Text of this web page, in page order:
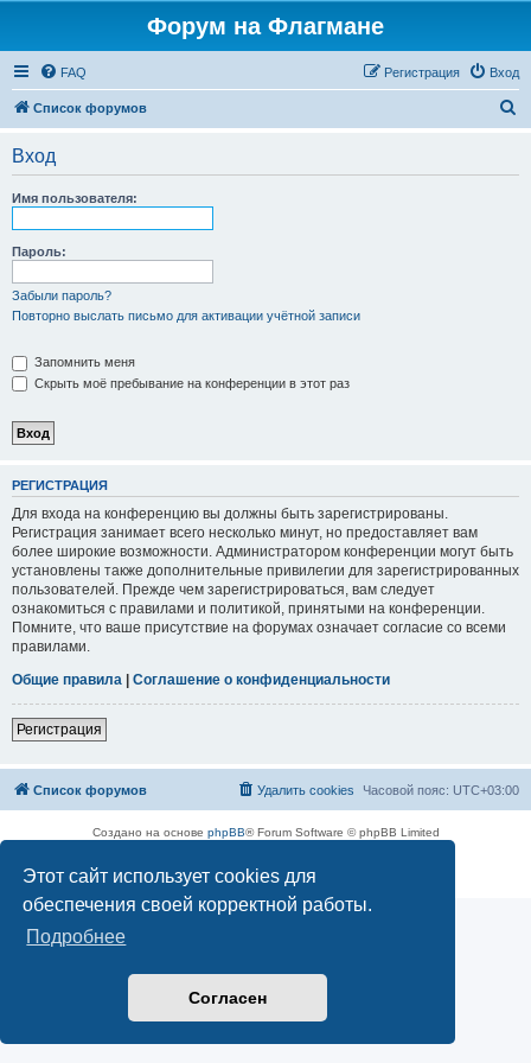
Этот сайт использует cookies для
обеспечения своей корректной работы.
Подробнее
Согласен
Форум на Флагмане
FAQ Вход
Регистрация
Список форумов
Вход
Имя пользователя:
Пароль:
Забыли пароль?
Повторно выслать письмо для активации учётной записи
Запомнить меня
Скрыть моё пребывание на конференции в этот раз
РЕГИСТРАЦИЯ
Для входа на конференцию вы должны быть зарегистрированы.
Регистрация занимает всего несколько минут, но предоставляет вам
более широкие возможности. Администратором конференции могут быть
установлены также дополнительные привилегии для зарегистрированных
пользователей. Прежде чем зарегистрироваться, вам следует
ознакомиться с правилами и политикой, принятыми на конференции.
Помните, что ваше присутствие на форумах означает согласие со всеми
правилами.
Общие правила | Соглашение о конфиденциальности
Регистрация
Список форумов Часовой пояс: UTC+03:00
Удалить cookies
Создано на основе phpBB® Forum Software © phpBB Limited
Конфиденциальность|Правила